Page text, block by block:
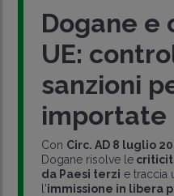
Dogane e
UE:
sanzioni
importate
Con Circ. AD 8 luglio
Dogane risolve le
da Paesi terzi e traccia
l'immissione in libera